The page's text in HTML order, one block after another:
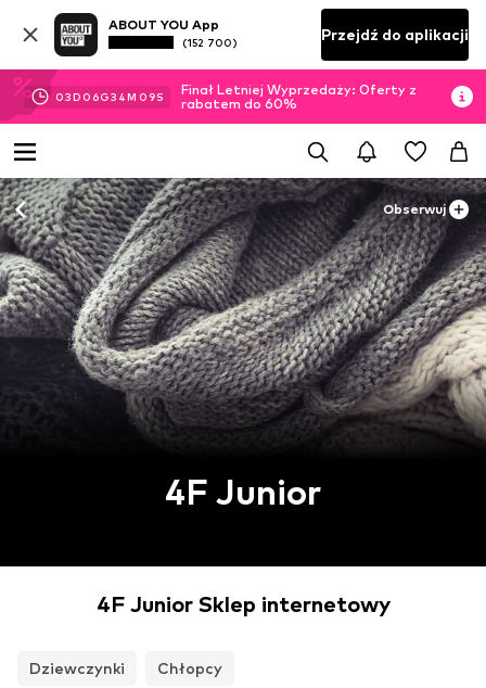
ABOUT YOU App
(152 700) Przejdź do aplikacji
03D 06G34M 07S
Finał Letniej Wyprzedaży: Oferty z
rabatem do 60%
Obserwuj
4F Junior
4F Junior Sklep internetowy
Dziewczynki Chłopcy